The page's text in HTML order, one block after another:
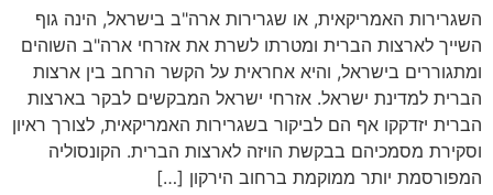
השגרירות האמריקאית, או שגרירות ארה"ב בישראל, הינה גוף
השייך לארצות הברית ומטרתו לשרת את אזרחי ארה"ב השוהים
ומתגוררים בישראל, והיא אחראית על הקשר הרחב בין ארצות
הברית למדינת ישראל. אזרחי ישראל המבקשים לבקר בארצות
הברית יזדקקו אף הם לביקור בשגרירות האמריקאית, לצורך ראיון
וסקירת מסמכיהם בבקשת הויזה לארצות הברית. הקונסוליה
המפורסמת יותר ממוקמת ברחוב הירקון […]